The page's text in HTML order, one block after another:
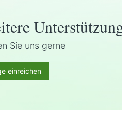
Sie uns gerne
einreichen